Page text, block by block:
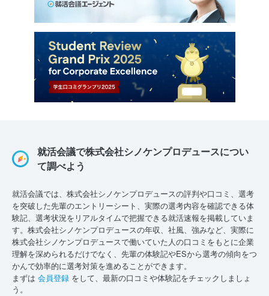
就活会議で株式会社シノケンプロデュースについ
て調べよう
就活会議では、株式会社シノケンプロデュースの評判や口コミ、選考
を突破した先輩のエントリーシート、実際の選考内容を確認できる体
験記、選考状況をリアルタイムで把握できる就活速報を掲載していま
す。株式会社シノケンプロデュースの年収、社風、強みなど、実際に
株式会社シノケンプロデュースで働いていた人の口コミをもとに企業
理解を深められるだけでなく、先輩の体験記やESから選考の傾向をつ
かんで効率的に選考対策を進めることができます。
まずは 会員登録 をして、最新の口コミや体験記をチェックしましょ
う。